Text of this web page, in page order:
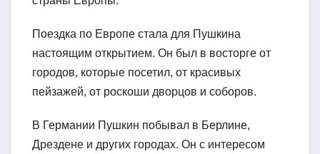
Поездка по Европе стала для Пушкина
настоящим открытием. Он был в восторге от
городов, которые посетил, от красивых
пейзажей, от роскоши дворцов и соборов.
В Германии Пушкин побывал в Берлине,
Дрездене и других городах. Он с интересом